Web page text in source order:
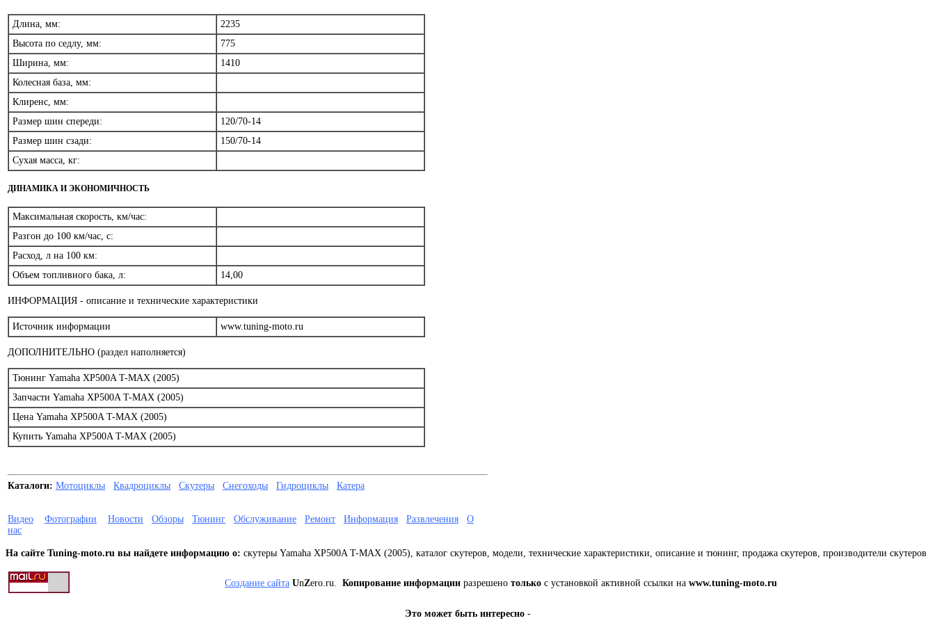
Длина, мм:
2235
Высота по седлу, мм:
775
Ширина, мм:
1410
Колесная база, мм:
Клиренс, мм:
Размер шин спереди:
120/70-14
Размер шин сзади:
150/70-14
Сухая масса, кг:
ДИНАМИКА И ЭКОНОМИЧНОСТЬ
Максимальная скорость, км/час:
Разгон до 100 км/час, с:
Расход, л на 100 км:
Объем топливного бака, л:
14,00
ИНФОРМАЦИЯ - описание и технические характеристики
Источник информации www.tuning-moto.ru
ДОПОЛНИТЕЛЬНО (раздел наполняется)
Тюнинг Yamaha XP500A T-MAX (2005)
Запчасти Yamaha XP500A T-MAX (2005)
Цена Yamaha XP500A T-MAX (2005)
Купить Yamaha XP500A T-MAX (2005)
Каталоги: Мотоциклы Квадроциклы Скутеры Снегоходы Гидроциклы Катера
Видео Фотографии Новости Обзоры Тюнинг Обслуживание Ремонт Информация Развлечения
О
нас
На сайте Tuning-moto.ru вы найдете информацию о: скутеры Yamaha XP500A T-MAX (2005), каталог скутеров, модели, технические характеристики, описание и тюнинг, продажа скутеров, производители скутеров
Создание сайта UnZero.ru. Копирование информации разрешено только с установкой активной ссылки на www.tuning-moto.ru
Это может быть интересно-